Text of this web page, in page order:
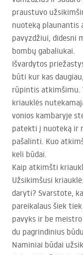
praustuvo
nuoteką
pavyzdžiui, didesni
bombų gabaliukai.
Išvardytos
būti kur kas
rūpintis atkimšimu.
kriauklės
vonios kambaryje
patekti į nuoteką ir
pašalinti. Kuo
keli būdai.
Kaip atkimšti
Užsikimšusi
daryti? Svarstote,
pareikalaus šiek
pavyks ir be
du pagrindinius
Naminiai būdai